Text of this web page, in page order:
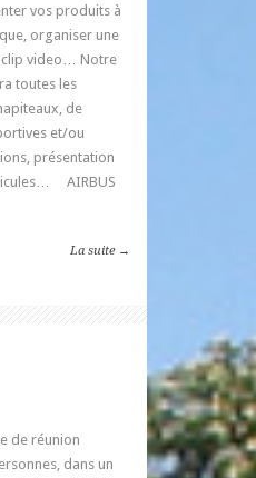
vos produits à
organiser une
clip video… Notre
toutes les
de
et/ou
présentation
AIRBUS
La suite →
de réunion
dans un